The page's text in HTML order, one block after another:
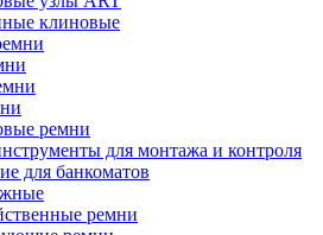
клиновые
ремни
для монтажа и контроля
для банкоматов
ремни